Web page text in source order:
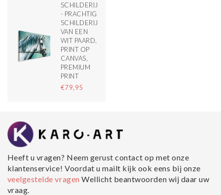
SCHILDERIJ
- PRACHTIG
SCHILDERIJ
VAN EEN
WIT PAARD,
PRINT OP
CANVAS,
PREMIUM
PRINT
€79,95
Heeft u vragen? Neem gerust contact op met onze
klantenservice! Voordat u mailt kijk ook eens bij onze
veelgestelde vragenWellicht beantwoorden wij daar uw
vraag.